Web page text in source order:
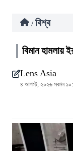
/ বিশ্ব
বিমান হামলায়
Lens Asia
৪ আগস্ট, ২০২৬ সকাল